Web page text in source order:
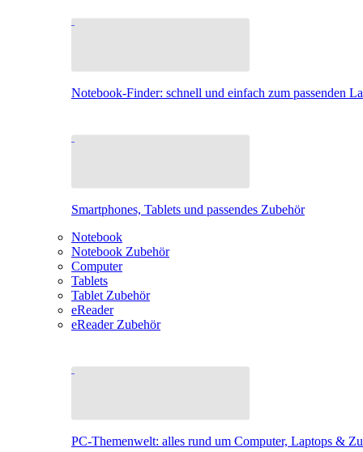
Notebook-Finder: schnell und einfach zum passenden
Smartphones, Tablets und passendes Zubehör
Notebook
Notebook Zubehör
Computer
Tablets
Tablet Zubehör
eReader
eReader Zubehör
PC-Themenwelt: alles rund um Computer, Laptops &